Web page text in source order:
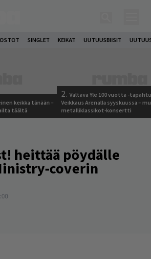
SINGLET KEIKAT UUTUUSBIISIT
keikka tänään –
täältä
2. Valtava Yle 100 vuotta -
Veikkaus Arenalla syyskuussa –
metalliklassikot-konsertti
heittää pöydälle
coverin